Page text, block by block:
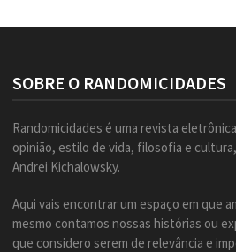
SOBRE O RANDOMICIDADES
Randomicidades é uma revista
opinião, estilo de vida, filosofia e
Andrei Kichalowsky.
Aqui vais encontrar um espaço em que
mesmo contamos nossas histórias ou
que considero serem de relevância e